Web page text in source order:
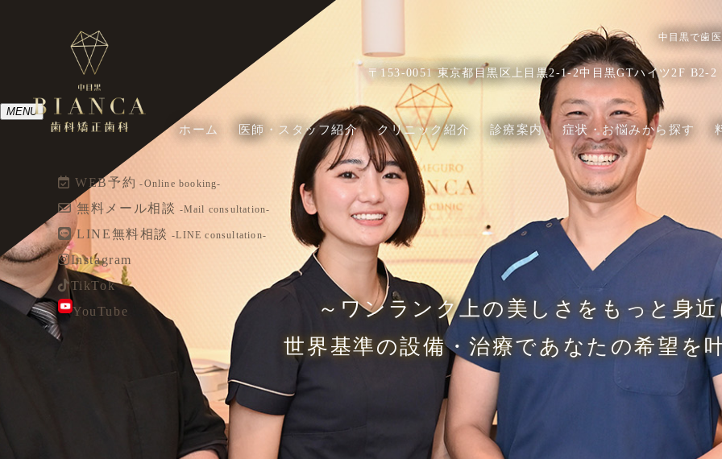
中目黒で歯
〒153-0051 東京都目黒区上目黒2-1-2中目黒GTハイツ2F B2-2
MENU
ホーム 医師・スタッフ紹介 クリニック紹介 診療案内 症状・お悩みから探す
WEB予約 -Online booking-
無料メール相談 -Mail consultation-
LINE無料相談 -LINE consultation-
Instagram
TikTok
YouTube
～ワンランク上の美しさをもっと身
世界基準の設備・治療であなたの希望を